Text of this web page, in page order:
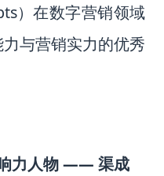
）在数字营销领域
与营销实力的优秀
力人物 —— 渠成